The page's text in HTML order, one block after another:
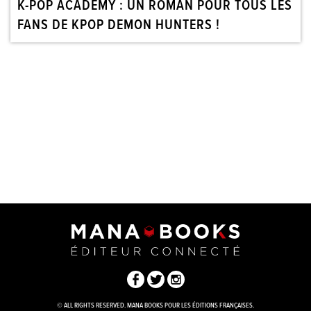
K-POP ACADEMY : UN ROMAN POUR TOUS LES
FANS DE KPOP DEMON HUNTERS !
© ALL RIGHTS RESERVED. MANA BOOKS POUR LES ÉDITIONS FRANÇAISES.